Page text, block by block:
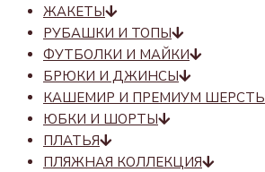
ЖАКЕТЫ
РУБАШКИ И ТОПЫ
ФУТБОЛКИ И МАЙКИ
БРЮКИ И ДЖИНСЫ
КАШЕМИР И ПРЕМИУМ ШЕРСТЬ
ЮБКИ И ШОРТЫ
ПЛАТЬЯ
ПЛЯЖНАЯ КОЛЛЕКЦИЯ